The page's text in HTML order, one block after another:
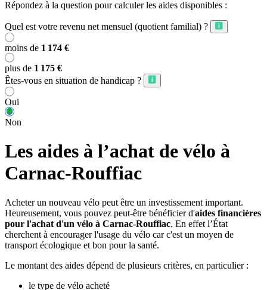
Répondez à la question pour calculer les aides disponibles :
Quel est votre revenu net mensuel (quotient familial) ?
moins de 1 174 €
plus de 1 175 €
Êtes-vous en situation de handicap ?
Oui
Non
Les aides à l’achat de vélo à
Carnac-Rouffiac
Acheter un nouveau vélo peut être un investissement important.
Heureusement, vous pouvez peut-être bénéficier d'aides financières
pour l'achat d'un vélo à Carnac-Rouffiac. En effet l’État
cherchent à encourager l'usage du vélo car c'est un moyen de
transport écologique et bon pour la santé.
Le montant des aides dépend de plusieurs critères, en particulier :
le type de vélo acheté